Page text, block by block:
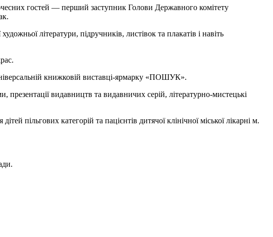
гостей — перший заступник Голови Державного комітету
літератури, підручників, листівок та плакатів і навіть
книжковій виставці-ярмарку «ПОШУК».
презентації видавництв та видавничих серій, літературно-мистецькі
пільгових категорій та пацієнтів дитячої клінічної міської лікарні м.